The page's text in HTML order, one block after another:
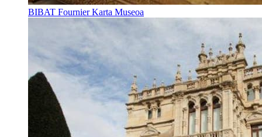
BIBAT Fournier Karta Museoa